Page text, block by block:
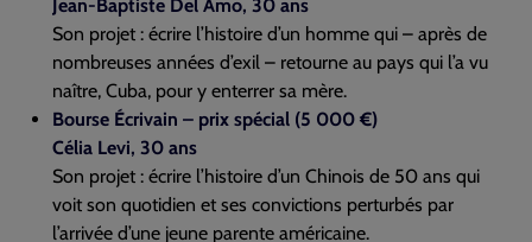
Jean-Baptiste Del Amo, 30 ans
Son projet : écrire l’histoire d’un homme qui – après de
nombreuses années d’exil – retourne au pays qui l’a vu
naître, Cuba, pour y enterrer sa mère.
Bourse Écrivain – prix spécial (5 000 €)
Célia Levi, 30 ans
Son projet : écrire l’histoire d’un Chinois de 50 ans qui
voit son quotidien et ses convictions perturbés par
l’arrivée d’une jeune parente américaine.